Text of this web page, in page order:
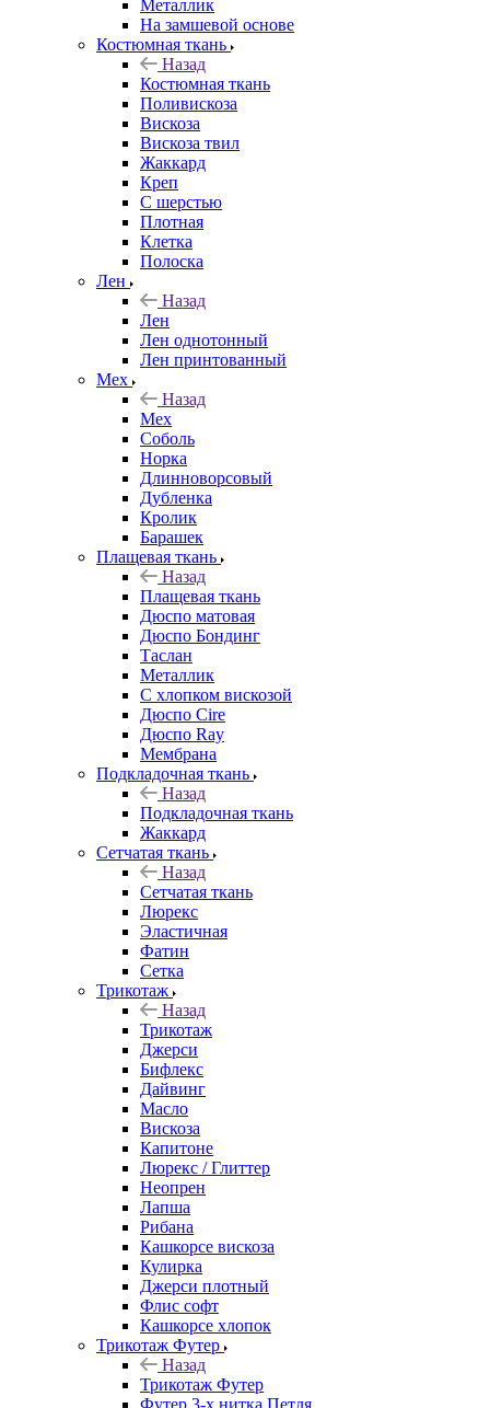
Металлик
На замшевой основе
Костюмная ткань
Назад
Костюмная ткань
Поливискоза
Вискоза
Вискоза твил
Жаккард
Креп
С шерстью
Плотная
Клетка
Полоска
Лен
Назад
Лен
Лен однотонный
Лен принтованный
Мех
Назад
Мех
Соболь
Норка
Длинноворсовый
Дубленка
Кролик
Барашек
Плащевая ткань
Назад
Плащевая ткань
Дюспо матовая
Дюспо Бондинг
Таслан
Металлик
С хлопком вискозой
Дюспо Cire
Дюспо Ray
Мембрана
Подкладочная ткань
Назад
Подкладочная ткань
Жаккард
Сетчатая ткань
Назад
Сетчатая ткань
Люрекс
Эластичная
Фатин
Сетка
Трикотаж
Назад
Трикотаж
Джерси
Бифлекс
Дайвинг
Масло
Вискоза
Капитоне
Люрекс / Глиттер
Неопрен
Лапша
Рибана
Кашкорсе вискоза
Кулирка
Джерси плотный
Флис софт
Кашкорсе хлопок
Трикотаж Футер
Назад
Трикотаж Футер
Футер 3-х нитка Петля